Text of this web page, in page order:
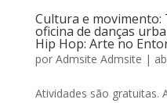
Cultura e movimento:
oficina de danças
Hip Hop: Arte no
por Admsite Admsite |
Atividades são gratuitas.